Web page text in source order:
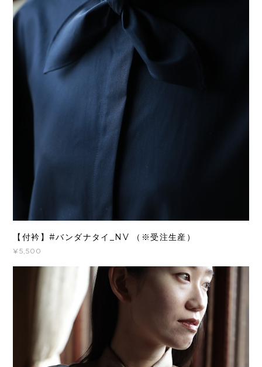
【付衿】#バンダナタイ_NV （※受注生産）
¥5,500